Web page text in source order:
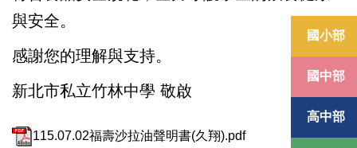
國小部
國中部
高中部
與安全。
感謝您的理解與支持。
新北市私立竹林中學 敬啟
115.07.02福壽沙拉油聲明書(久翔).pdf